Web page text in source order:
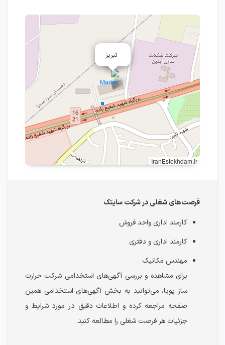
تبریز
IranEstekhdam.ir
فرصت‎‌های شغلی در شرکت سایتک
کارمند اداری واحد فروش
کارمند اداری و دفتری
مهندس مکانیک
برای مشاهده و بررسی آگهی‌های استخدامی شرکت حرارت
ساز پویا، می‌توانید به بخش آگهی‌های استخدامی همین
صفحه مراجعه کرده و اطلاعات دقیق در مورد شرایط و
جزئیات هر فرصت شغلی را مطالعه کنید.